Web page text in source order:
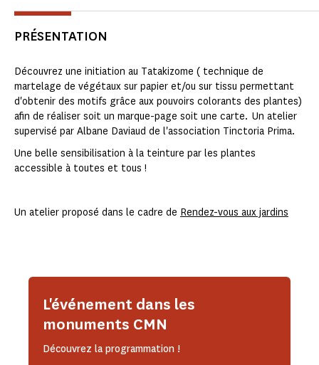
PRÉSENTATION
Découvrez une initiation au Tatakizome ( technique de
martelage de végétaux sur papier et/ou sur tissu permettant
d'obtenir des motifs grâce aux pouvoirs colorants des plantes)
afin de réaliser soit un marque-page soit une carte. Un atelier
supervisé par Albane Daviaud de l'association Tinctoria Prima.
Une belle sensibilisation à la teinture par les plantes
accessible à toutes et tous !
Un atelier proposé dans le cadre de Rendez-vous aux jardins
L'événement dans les
monuments CMN
Découvrez la programmation !